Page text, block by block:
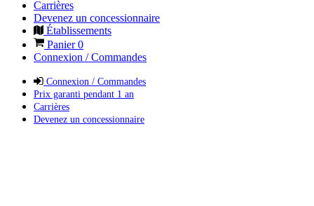
Carrières
Devenez un concessionnaire
Établissements
Panier0
Connexion / Commandes
Connexion / Commandes
Prix garanti pendant 1 an
Carrières
Devenez un concessionnaire